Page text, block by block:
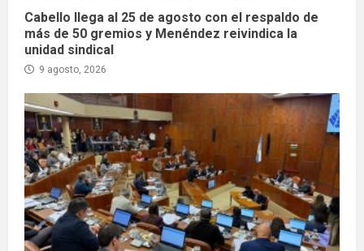
Cabello llega al 25 de agosto con el respaldo de
más de 50 gremios y Menéndez reivindica la
unidad sindical
9 agosto, 2026